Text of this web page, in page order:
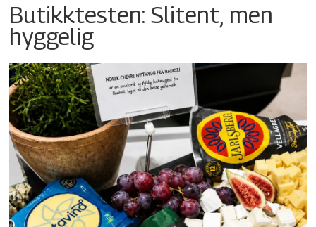
Butikktesten: Slitent, men
hyggelig